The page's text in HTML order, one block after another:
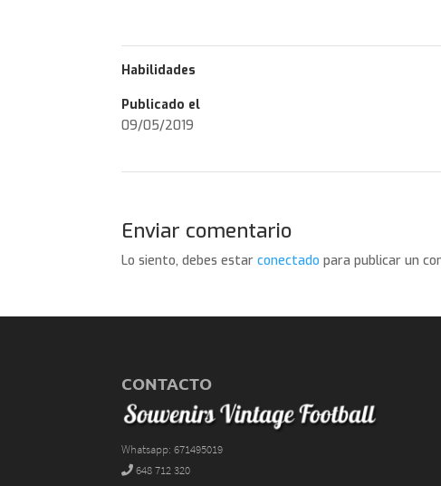
Habilidades
Publicado el
09/05/2019
Enviar comentario
Lo siento, debes estarconectado para publicar un
CONTACTO
Whatsapp: 671495019
648 712 320